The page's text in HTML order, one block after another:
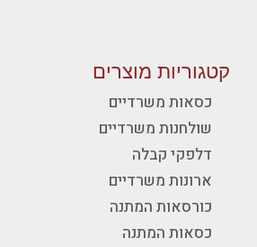
קטגוריות מוצרים
כסאות משרדיים
שולחנות משרדיים
דלפקי קבלה
ארונות משרדיים
כורסאות המתנה
כסאות המתנה